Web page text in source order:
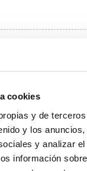
cookies
y de
y los
y analizar el
información
sanidad
¿es posible el cambio?
, médico internista y
del sistema
h